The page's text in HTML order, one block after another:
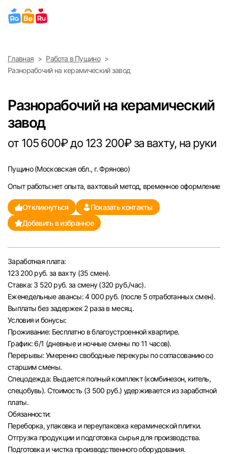
Найти работу Найти сотрудника
Выберите город
Санкт-Петербург
Саратов
Казань
Пермь
Самара
Оренбург
Волгоград
Ульяновск
Курган
Уфа
Главная
Работа в Пущино
Разнорабочий на керамический завод
Разнорабочий на керамический
завод
от 105 600₽ до 123 200₽ за вахту, на руки
Пущино(Московская обл., г. Фряново)
Опыт работы:нет опыта, вахтовый метод, временное оформление
Откликнуться
Показать контакты
Добавить в избранное
Заработная плата:
123 200 руб. за вахту (35 смен).
Ставка: 3 520 руб. за смену (320 руб./час).
Еженедельные авансы: 4 000 руб. (после 5 отработанных смен).
Выплаты без задержек 2 раза в месяц.
Условия и бонусы:
Проживание: Бесплатно в благоустроенной квартире.
График: 6/1 (дневные и ночные смены по 11 часов).
Перерывы: Умеренно свободные перекуры по согласованию со
старшим смены.
Спецодежда: Выдается полный комплект (комбинезон, китель,
спецобувь). Стоимость (3 500 руб.) удерживается из заработной
платы.
Обязанности:
Переборка, упаковка и переупаковка керамической плитки.
Отгрузка продукции и подготовка сырья для производства.
Подготовка и чистка производственного оборудования.